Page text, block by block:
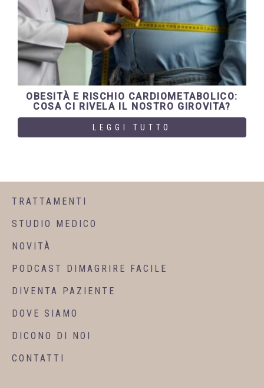
OBESITÀ E RISCHIO CARDIOMETABOLICO:
COSA CI RIVELA IL NOSTRO GIROVITA?
LEGGI TUTTO
TRATTAMENTI
STUDIO MEDICO
NOVITÀ
PODCAST DIMAGRIRE FACILE
DIVENTA PAZIENTE
DOVE SIAMO
DICONO DI NOI
CONTATTI